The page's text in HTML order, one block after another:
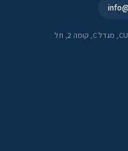
רחוב ראול ולנברג 18, מתחם CU, מגדל C, קומה 2, תל